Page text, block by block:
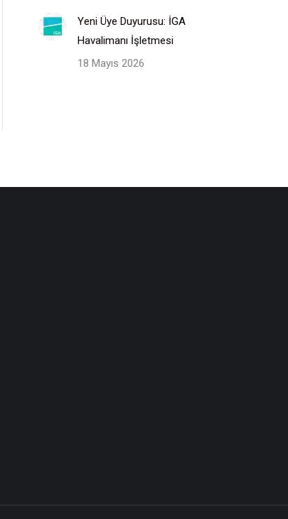
Yeni Üye Duyurusu: İGA
Havalimanı İşletmesi
18 Mayıs 2026